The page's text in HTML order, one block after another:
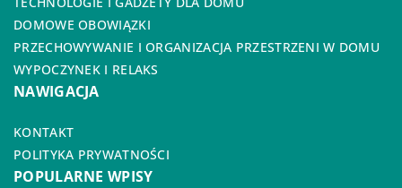
DOMOWE OBOWIĄZKI
PRZECHOWYWANIE I ORGANIZACJA PRZESTRZENI W DOMU
WYPOCZYNEK I RELAKS
NAWIGACJA
KONTAKT
POLITYKA PRYWATNOŚCI
POPULARNE WPISY